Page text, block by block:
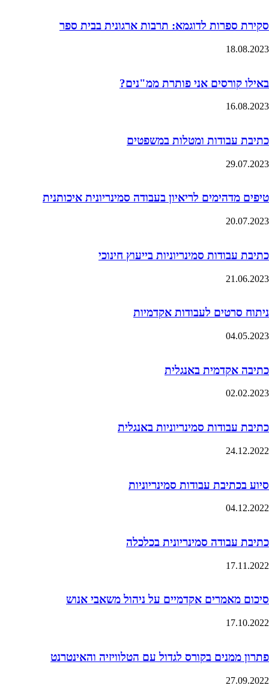
סקירת ספרות לדוגמא: תרבות ארגונית בבית ספר
18.08.2023
באילו קורסים אני פותרת ממ"נים?
16.08.2023
כתיבת עבודות ומטלות במשפטים
29.07.2023
טיפים מדהימים לריאיון בעבודה סמינריונית איכותנית
20.07.2023
כתיבת עבודות סמינריוניות בייעוץ חינוכי
21.06.2023
ניתוח סרטים לעבודות אקדמיות
04.05.2023
כתיבה אקדמית באנגלית
02.02.2023
כתיבת עבודות סמינריוניות באנגלית
24.12.2022
סיוע בכתיבת עבודות סמינריוניות
04.12.2022
כתיבת עבודה סמינריונית בכלכלה
17.11.2022
סיכום מאמרים אקדמיים על ניהול משאבי אנוש
17.10.2022
פתרון ממנים בקורס לגדול עם הטלוויזיה והאינטרנט
27.09.2022